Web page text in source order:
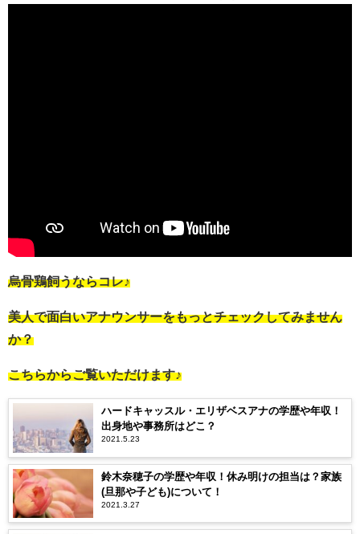
烏骨鶏飼うならコレ♪
美人で面白いアナウンサーをもっとチェックしてみません
か？
こちらからご覧いただけます♪
ハードキャッスル・エリザベスアナの学歴や年収！
出身地や事務所はどこ？
2021.5.23
鈴木奈穂子の学歴や年収！休み明けの担当は？家族
(旦那や子ども)について！
2021.3.27